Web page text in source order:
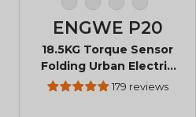
ΜαύροςΛευκόΠράσινος
Ασσος
ENGWE P20
18.5KG Torque Sensor
Folding Urban Electric
Bike with Belt Drive
179 reviews